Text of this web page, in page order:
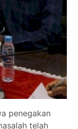
penegakan
telah